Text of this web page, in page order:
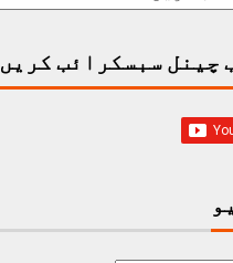
چینل سبسکرائب کریں